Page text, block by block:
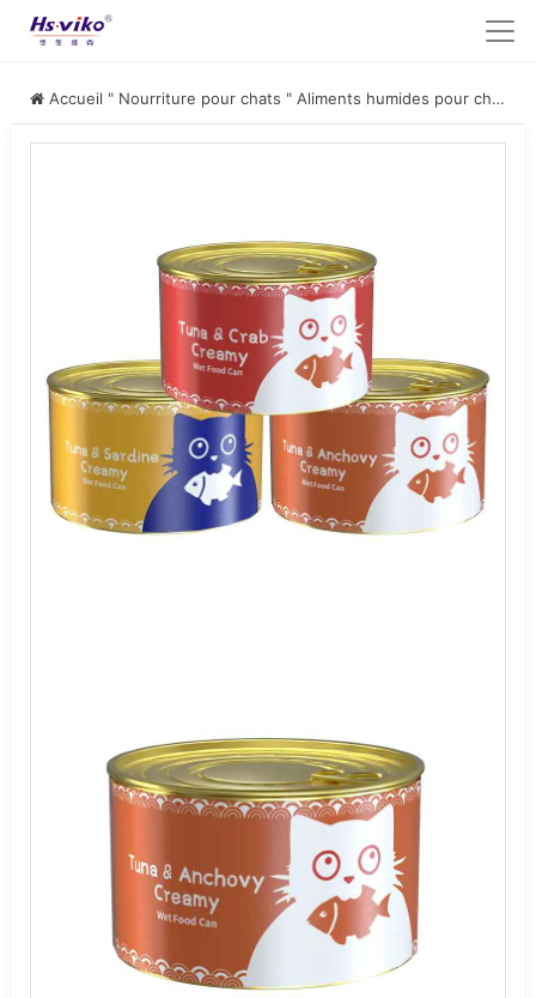
Accueil " Nourriture pour chats " Aliments humides pour chats